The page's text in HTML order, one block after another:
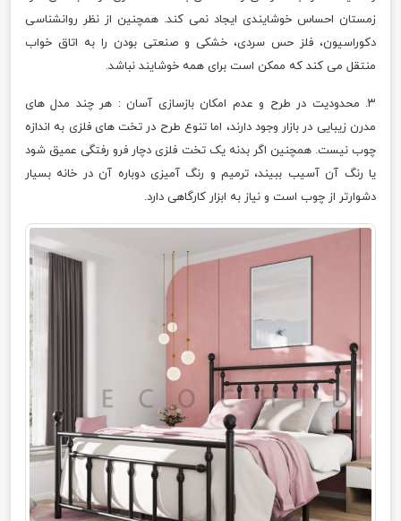
زمستان احساس خوشایندی ایجاد نمی کند. همچنین از نظر روانشناسی
دکوراسیون، فلز حس سردی، خشکی و صنعتی بودن را به اتاق خواب
منتقل می کند که ممکن است برای همه خوشایند نباشد.
۳. محدودیت در طرح و عدم امکان بازسازی آسان : هر چند مدل های
مدرن زیبایی در بازار وجود دارند، اما تنوع طرح در تخت های فلزی به اندازه
چوب نیست. همچنین اگر بدنه یک تخت فلزی دچار فرو رفتگی عمیق شود
یا رنگ آن آسیب ببیند، ترمیم و رنگ آمیزی دوباره آن در خانه بسیار
دشوارتر از چوب است و نیاز به ابزار کارگاهی دارد.